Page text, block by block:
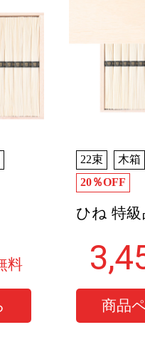
22束
木箱
20％OFF
ひね 特